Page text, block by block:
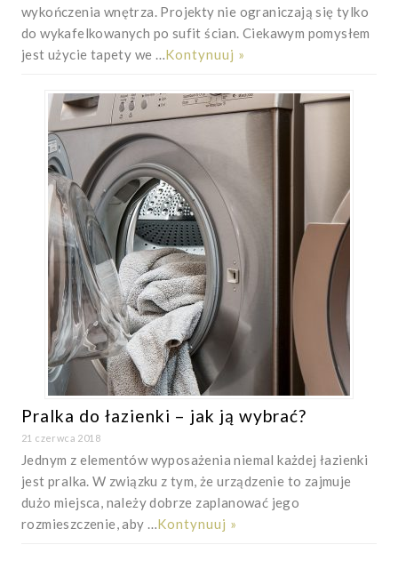
wykończenia wnętrza. Projekty nie ograniczają się tylko
do wykafelkowanych po sufit ścian. Ciekawym pomysłem
jest użycie tapety we … Kontynuuj »
Pralka do łazienki – jak ją wybrać?
21 czerwca 2018
Jednym z elementów wyposażenia niemal każdej łazienki
jest pralka. W związku z tym, że urządzenie to zajmuje
dużo miejsca, należy dobrze zaplanować jego
rozmieszczenie, aby … Kontynuuj »